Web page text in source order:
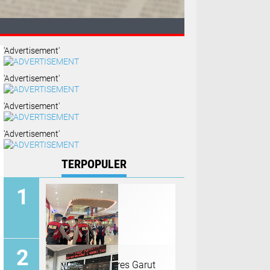
'Advertisement'
'Advertisement'
'Advertisement'
'Advertisement'
TERPOPULER
Sat Samapta Polres Garut